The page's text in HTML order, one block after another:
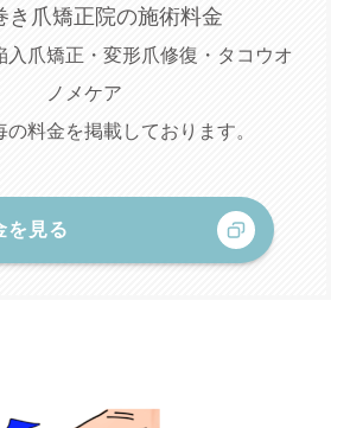
き爪矯正院の施術料金
入爪矯正・変形爪修復・タコウオ
ノメケア
の料金を掲載しております。
を見る